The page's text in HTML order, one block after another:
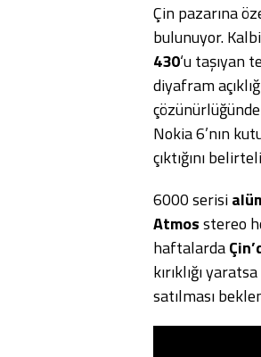
Çin pazarına
bulunuyor.
430‘u taşıyan
diyafram
Nokia 6’nın
çıktığını
6000 serisi
Atmosstereo
haftalarda
kırıklığı
satılması